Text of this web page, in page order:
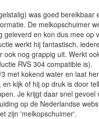
was goed bereikbaar
De melkopschuimer
geleverd en kon dus mee op
werkt hij fantastisch,
ook nog grappig uit. Werkt
RVS 304 compatible is).
met kokend water en laat
kijk of hij op druk is door
Je krijgt daar snel gevoel
op de Nederlandse
zijn 'melkopschuimer'.